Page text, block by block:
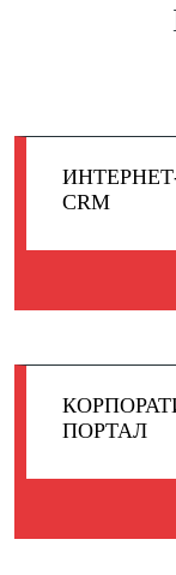
CRM
ПОРТАЛ